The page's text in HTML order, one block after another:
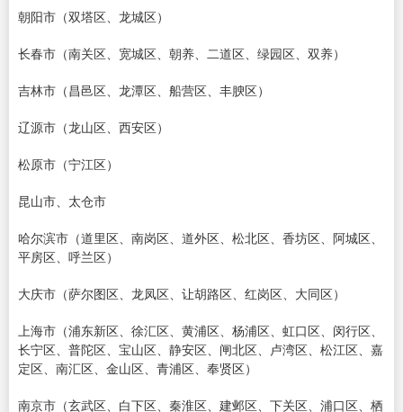
朝阳市（双塔区、龙城区）
长春市（南关区、宽城区、朝养、二道区、绿园区、双养）
吉林市（昌邑区、龙潭区、船营区、丰腴区）
辽源市（龙山区、西安区）
松原市（宁江区）
昆山市、太仓市
哈尔滨市（道里区、南岗区、道外区、松北区、香坊区、阿城区、
平房区、呼兰区）
大庆市（萨尔图区、龙凤区、让胡路区、红岗区、大同区）
上海市（浦东新区、徐汇区、黄浦区、杨浦区、虹口区、闵行区、
长宁区、普陀区、宝山区、静安区、闸北区、卢湾区、松江区、嘉
定区、南汇区、金山区、青浦区、奉贤区）
南京市（玄武区、白下区、秦淮区、建邺区、下关区、浦口区、栖